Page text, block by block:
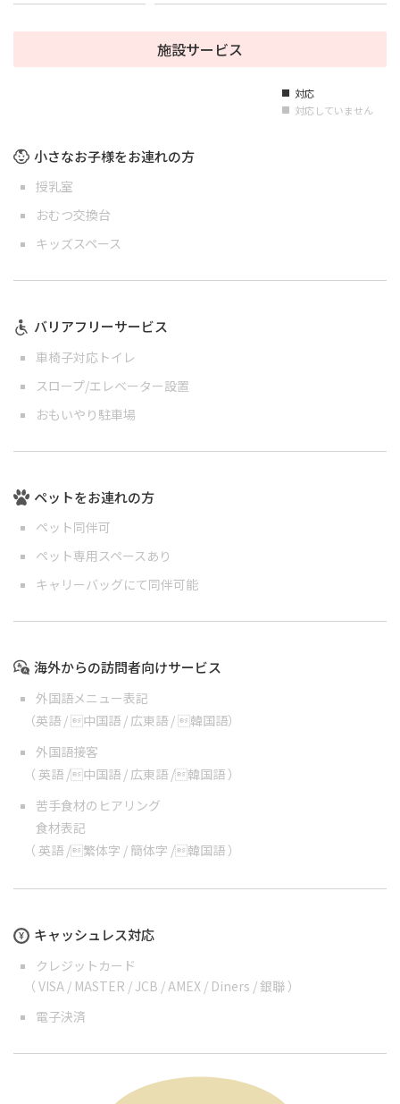
施設サービス
■ 対応
■ 対応していません
小さなお子様をお連れの方
授乳室
おむつ交換台
キッズスペース
バリアフリーサービス
車椅子対応トイレ
スロープ/エレベーター設置
おもいやり駐車場
ペットをお連れの方
ペット同伴可
ペット専用スペースあり
キャリーバッグにて同伴可能
海外からの訪問者向けサービス
外国語メニュー表記
（英語 /中国語 / 広東語 /韓国語）
外国語接客
（ 英語 /中国語 / 広東語 /韓国語 ）
苦手食材のヒアリング
食材表記
（ 英語 /繁体字 / 簡体字 /韓国語 ）
キャッシュレス対応
クレジットカード
（ VISA / MASTER / JCB / AMEX / Diners / 銀聯 ）
電子決済